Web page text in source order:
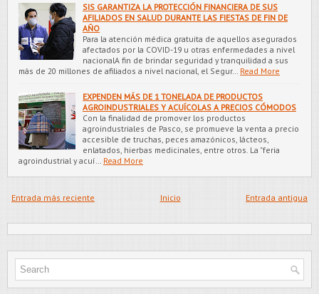
SIS GARANTIZA LA PROTECCIÓN FINANCIERA DE SUS
AFILIADOS EN SALUD DURANTE LAS FIESTAS DE FIN DE
AÑO
Para la atención médica gratuita de aquellos asegurados
afectados por la COVID-19 u otras enfermedades a nivel
nacionalA fin de brindar seguridad y tranquilidad a sus
más de 20 millones de afiliados a nivel nacional, el Segur…
Read More
EXPENDEN MÁS DE 1 TONELADA DE PRODUCTOS
AGROINDUSTRIALES Y ACUÍCOLAS A PRECIOS CÓMODOS
Con la finalidad de promover los productos
agroindustriales de Pasco, se promueve la venta a precio
accesible de truchas, peces amazónicos, lácteos,
enlatados, hierbas medicinales, entre otros. La "feria
agroindustrial y acuí…
Read More
Entrada más reciente Entrada antigua
Inicio